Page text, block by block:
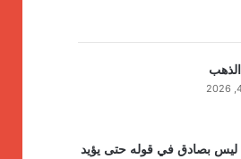
ليس بصادق في قوله حتى يؤيد